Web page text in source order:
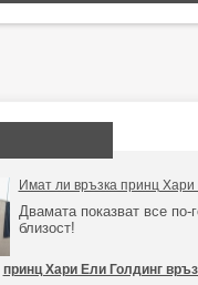
Имат ли връзка принц Хари
Двамата показват все по-
близост!
принц Хари Ели Голдинг